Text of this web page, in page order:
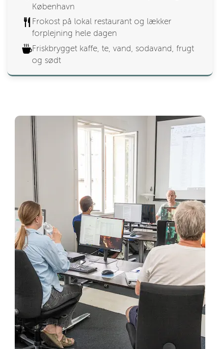
København
Frokost på lokal restaurant og lækker
forplejning hele dagen
Friskbrygget kaffe, te, vand, sodavand, frugt
og sødt